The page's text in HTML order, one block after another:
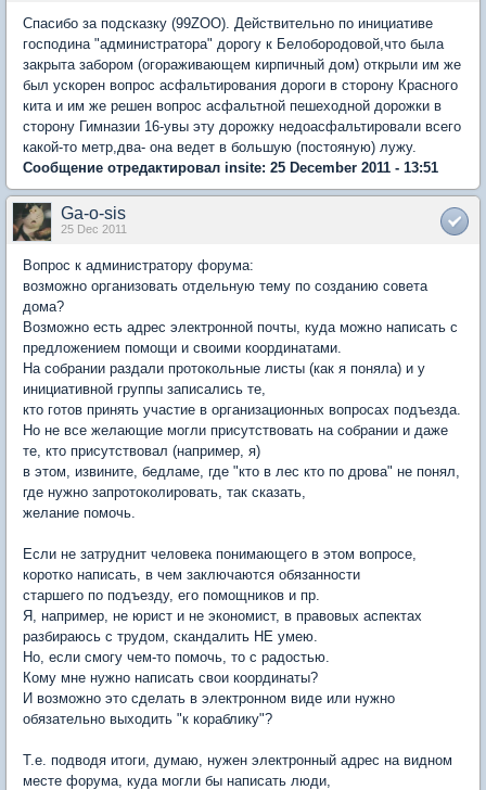
Спасибо за подсказку (99ZOO). Действительно по инициативе
господина "администратора" дорогу к Белобородовой,что была
закрыта забором (огораживающем кирпичный дом) открыли им же
был ускорен вопрос асфальтирования дороги в сторону Красного
кита и им же решен вопрос асфальтной пешеходной дорожки в
сторону Гимназии 16-увы эту дорожку недоасфальтировали всего
какой-то метр,два- она ведет в большую (постояную) лужу.
Сообщение отредактировал insite: 25 December 2011 - 13:51
Ga-o-sis
25 Dec 2011
Вопрос к администратору форума:
возможно организовать отдельную тему по созданию совета
дома?
Возможно есть адрес электронной почты, куда можно написать с
предложением помощи и своими координатами.
На собрании раздали протокольные листы (как я поняла) и у
инициативной группы записались те,
кто готов принять участие в организационных вопросах подъезда.
Но не все желающие могли присутствовать на собрании и даже
те, кто присутствовал (например, я)
в этом, извините, бедламе, где "кто в лес кто по дрова" не понял,
где нужно запротоколировать, так сказать,
желание помочь.
Если не затруднит человека понимающего в этом вопросе,
коротко написать, в чем заключаются обязанности
старшего по подъезду, его помощников и пр.
Я, например, не юрист и не экономист, в правовых аспектах
разбираюсь с трудом, скандалить НЕ умею.
Но, если смогу чем-то помочь, то с радостью.
Кому мне нужно написать свои координаты?
И возможно это сделать в электронном виде или нужно
обязательно выходить "к кораблику"?
Т.е. подводя итоги, думаю, нужен электронный адрес на видном
месте форума, куда могли бы написать люди,